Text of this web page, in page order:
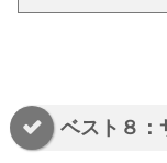
ベスト８：